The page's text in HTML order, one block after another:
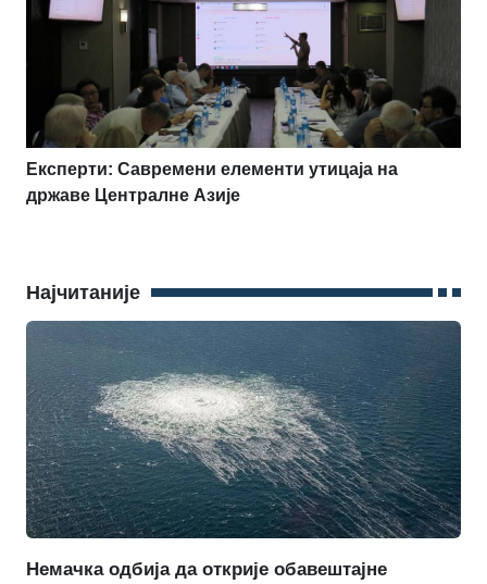
Експерти: Савремени елементи утицаја на
државе Централне Азије
Најчитаније
Немачка одбија да открије обавештајне